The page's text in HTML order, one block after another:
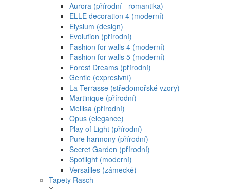
Aurora (přírodní - romantika)
ELLE decoration 4 (moderní)
Elysium (design)
Evolution (přírodní)
Fashion for walls 4 (moderní)
Fashion for walls 5 (moderní)
Forest Dreams (přírodní)
Gentle (expresivní)
La Terrasse (středomořské vzory)
Martinique (přírodní)
Mellisa (přírodní)
Opus (elegance)
Play of Light (přírodní)
Pure harmony (přírodní)
Secret Garden (přírodní)
Spotlight (moderní)
Versailles (zámecké)
Tapety Rasch